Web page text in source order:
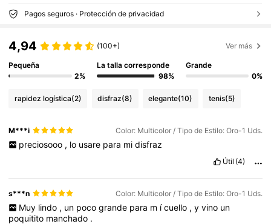
Pagos seguros · Protección de privacidad
4,94 (100+) Ver más
Pequeña
2%
La talla corresponde
98%
Grande
0%
rapidez logística(2) disfraz(8) elegante(10) tenis(5)
M***i Color: Multicolor / Tipo de Estilo: Oro-1 Uds.
preciosooo , lo usare para mi disfraz
Útil (4)
s***n Color: Multicolor / Tipo de Estilo: Oro-1 Uds.
Muy lindo , un poco grande para m ícuello , y vino un
poquitito manchado .